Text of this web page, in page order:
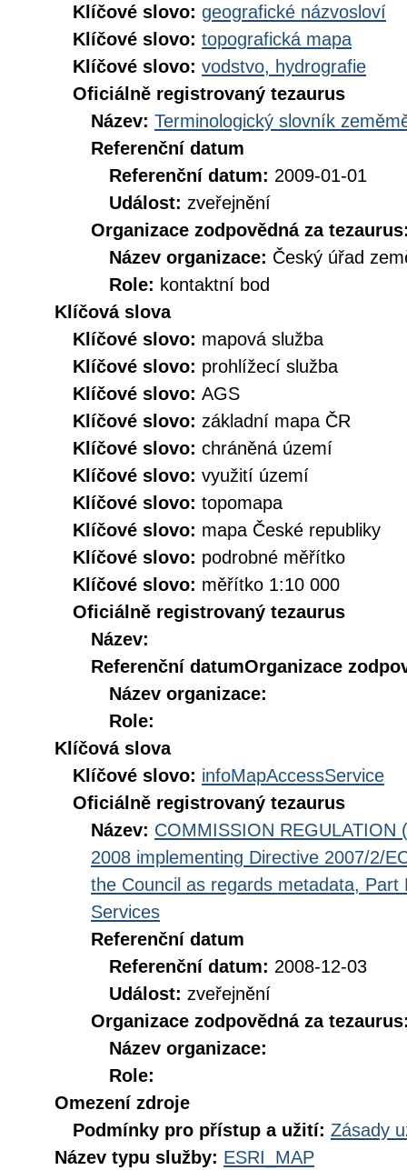
Klíčové slovo: geografické názvosloví
Klíčové slovo: topografická mapa
Klíčové slovo: vodstvo, hydrografie
Oficiálně registrovaný tezaurus
Název: Terminologický slovník
Referenční datum
Referenční datum: 2009-01-01
Událost: zveřejnění
Organizace zodpovědná za
Název organizace: Český úřad
Role: kontaktní bod
Klíčová slova
Klíčové slovo: mapová služba
Klíčové slovo: prohlížecí služba
Klíčové slovo: AGS
Klíčové slovo: základní mapa ČR
Klíčové slovo: chráněná území
Klíčové slovo: využití území
Klíčové slovo: topomapa
Klíčové slovo: mapa České republiky
Klíčové slovo: podrobné měřítko
Klíčové slovo: měřítko 1:10 000
Oficiálně registrovaný tezaurus
Název:
Referenční datumOrganizace
Název organizace:
Role:
Klíčová slova
Klíčové slovo: infoMapAccessService
Oficiálně registrovaný tezaurus
Název: COMMISSION REGULATION
2008 implementing Directive 2007/2/
the Council as regards metadata,
Services
Referenční datum
Referenční datum: 2008-12-03
Událost: zveřejnění
Organizace zodpovědná za
Název organizace:
Role:
Omezení zdroje
Podmínky pro přístup a užití: Zásady
Název typu služby: ESRI_MAP